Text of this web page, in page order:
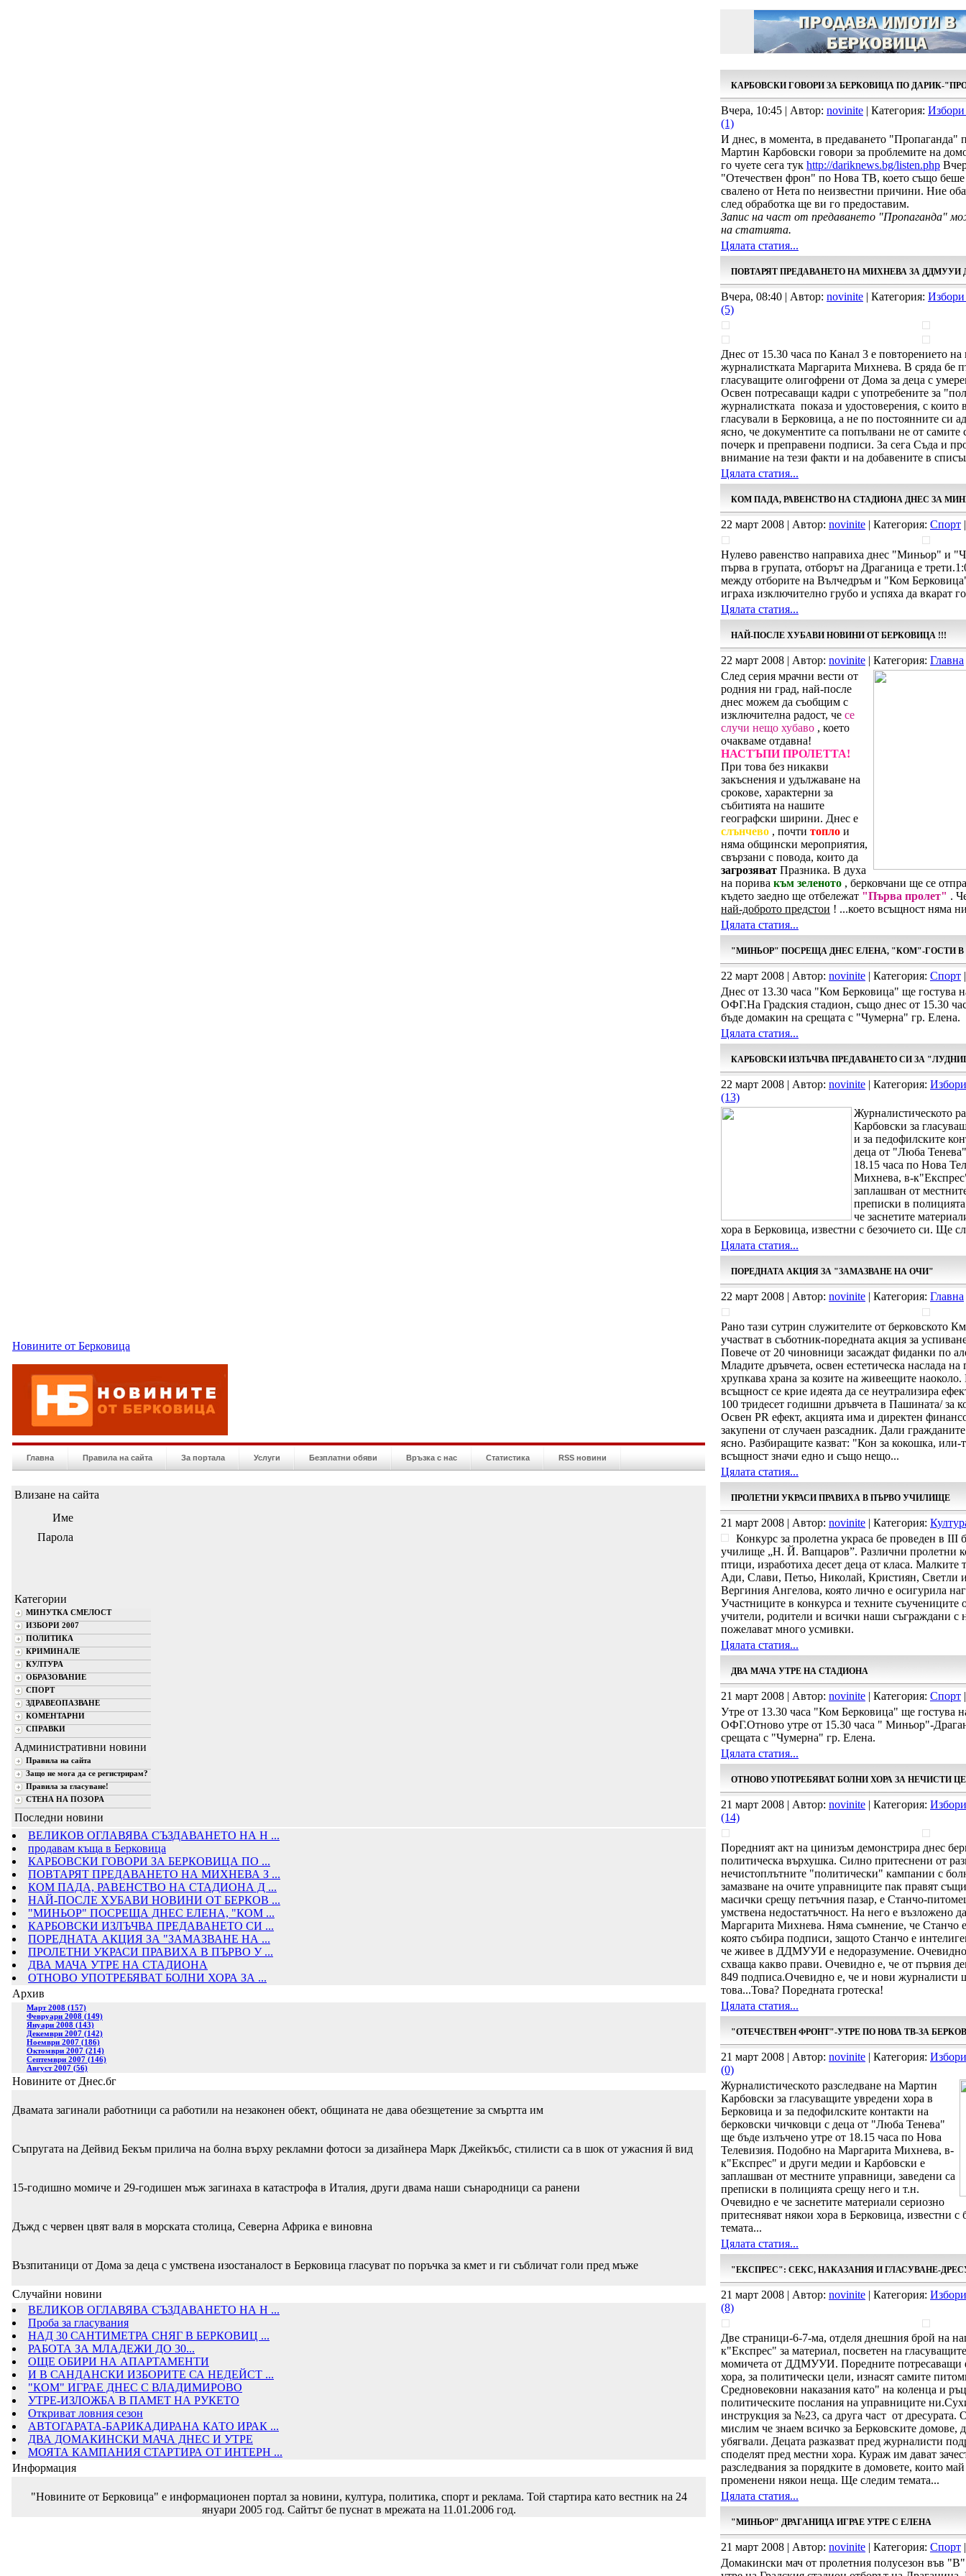
Новините от Берковица
Главна Правила на сайта За портала Услуги Безплатни обяви Връзка с нас Статистика RSS новини
Влизане на сайта
Име
Парола
Категории
МИНУТКА СМЕЛОСТ
ИЗБОРИ 2007
ПОЛИТИКА
КРИМИНАЛЕ
КУЛТУРА
ОБРАЗОВАНИЕ
СПОРТ
ЗДРАВЕОПАЗВАНЕ
КОМЕНТАРНИ
СПРАВКИ
Административни новини
Правила на сайта
Защо не мога да се регистрирам?
Правила за гласуване!
СТЕНА НА ПОЗОРА
Последни новини
ВЕЛИКОВ ОГЛАВЯВА СЪЗДАВАНЕТО НА Н ...
продавам къща в Берковица
КАРБОВСКИ ГОВОРИ ЗА БЕРКОВИЦА ПО ...
ПОВТАРЯТ ПРЕДАВАНЕТО НА МИХНЕВА З ...
КОМ ПАДА, РАВЕНСТВО НА СТАДИОНА Д ...
НАЙ-ПОСЛЕ ХУБАВИ НОВИНИ ОТ БЕРКОВ ...
"МИНЬОР" ПОСРЕЩА ДНЕС ЕЛЕНА, "КОМ ...
КАРБОВСКИ ИЗЛЪЧВА ПРЕДАВАНЕТО СИ ...
ПОРЕДНАТА АКЦИЯ ЗА "ЗАМАЗВАНЕ НА ...
ПРОЛЕТНИ УКРАСИ ПРАВИХА В ПЪРВО У ...
ДВА МАЧА УТРЕ НА СТАДИОНА
ОТНОВО УПОТРЕБЯВАТ БОЛНИ ХОРА ЗА ...
Архив
Март 2008 (157)
Февруари 2008 (149)
Януари 2008 (143)
Декември 2007 (142)
Ноември 2007 (186)
Октомври 2007 (214)
Септември 2007 (146)
Август 2007 (56)
Новините от Днес.бг
Двамата загинали работници са работили на незаконен обект, общината не дава обезщетение за смъртта им
Съпругата на Дейвид Бекъм прилича на болна върху рекламни фотоси за дизайнера Марк Джейкъбс, стилисти са в шок от ужасния й вид
15-годишно момиче и 29-годишен мъж загинаха в катастрофа в Италия, други двама наши сънародници са ранени
Дъжд с червен цвят валя в морската столица, Северна Африка е виновна
Възпитаници от Дома за деца с умствена изостаналост в Берковица гласуват по поръчка за кмет и ги събличат голи пред мъже
Случайни новини
ВЕЛИКОВ ОГЛАВЯВА СЪЗДАВАНЕТО НА Н ...
Проба за гласувания
НАД 30 САНТИМЕТРА СНЯГ В БЕРКОВИЦ ...
РАБОТА ЗА МЛАДЕЖИ ДО 30...
ОЩЕ ОБИРИ НА АПАРТАМЕНТИ
И В САНДАНСКИ ИЗБОРИТЕ СА НЕДЕЙСТ ...
"КОМ" ИГРАЕ ДНЕС С ВЛАДИМИРОВО
УТРЕ-ИЗЛОЖБА В ПАМЕТ НА РУКЕТО
Откриват ловния сезон
АВТОГАРАТА-БАРИКАДИРАНА КАТО ИРАК ...
ДВА ДОМАКИНСКИ МАЧА ДНЕС И УТРЕ
МОЯТА КАМПАНИЯ СТАРТИРА ОТ ИНТЕРН ...
Информация
"Новините от Берковица" е информационен портал за новини, култура, политика, спорт и реклама. Той стартира като вестник на 24
януари 2005 год. Сайтът бе пуснат в мрежата на 11.01.2006 год.
КАРБОВСКИ ГОВОРИ ЗА БЕРКОВИЦА ПО ДАРИК-
Вчера, 10:45 | Автор: novinite | Категория:
(1)
И днес, в момента, в предаването "Пропаганда"
Мартин Карбовски говори за проблемите на
го чуете сега тук http://dariknews.bg/listen.php
"Отечествен фрон" по Нова ТВ, което също беше
свалено от Нета по неизвестни причини. Ние
след обработка ще ви го предоставим.
Запис на част от предаването "Пропаганда"
на статията.
Цялата статия...
ПОВТАРЯТ ПРЕДАВАНЕТО НА МИХНЕВА ЗА ДДМУУИ
Вчера, 08:40 | Автор: novinite | Категория:
(5)
Днес от 15.30 часа по Канал 3 е повторението
журналистката Маргарита Михнева. В сряда бе
гласуващите олигофрени от Дома за деца с
Освен потресаващи кадри с употребените за
журналистката показа и удостоверения, с които
гласували в Берковица, а не по постоянните си
ясно, че документите са попълвани не от самите
почерк и преправени подписи. За сега Съда и
внимание на тези факти и на добавените в
Цялата статия...
КОМ ПАДА, РАВЕНСТВО НА СТАДИОНА ДНЕС ЗА
22 март 2008 | Автор: novinite | Категория: Спорт
Нулево равенство направиха днес "Миньор" и
първа в групата, отборът на Драганица е
между отборите на Вълчедръм и "Ком
играха изключително грубо и успяха да вкарат
Цялата статия...
НАЙ-ПОСЛЕ ХУБАВИ НОВИНИ ОТ БЕРКОВИЦА !!!
22 март 2008 | Автор: novinite | Категория: Главна
След серия мрачни вести от
родния ни град, най-после
днес можем да съобщим с
изключителна радост, че се
случи нещо хубаво , което
очакваме отдавна!
НАСТЪПИ ПРОЛЕТТА!
При това без никакви
закъснения и удължаване на
срокове, характерни за
събитията на нашите
географски ширини. Днес е
слънчево , почти топло и
няма общински мероприятия,
свързани с повода, които да
загрозяват Празника. В духа
на порива към зеленото , берковчани ще се
където заедно ще отбележат "Първа пролет" .
най-доброто предстои ! ...което всъщност няма
Цялата статия...
"МИНЬОР" ПОСРЕЩА ДНЕС ЕЛЕНА, "КОМ"-ГОСТИ
22 март 2008 | Автор: novinite | Категория: Спорт
Днес от 13.30 часа "Ком Берковица" ще гостува
ОФГ.На Градския стадион, също днес от 15.30
бъде домакин на срещата с "Чумерна" гр. Елена.
Цялата статия...
КАРБОВСКИ ИЗЛЪЧВА ПРЕДАВАНЕТО СИ ЗА
22 март 2008 | Автор: novinite | Категория:
(13)
Журналистическото
Карбовски за
и за педофилските
деца от "Люба
18.15 часа по Нова
Михнева, в-
заплашван от
преписки в
че заснетите
хора в Берковица, известни с безочието си. Ще
Цялата статия...
ПОРЕДНАТА АКЦИЯ ЗА "ЗАМАЗВАНЕ НА ОЧИ"
22 март 2008 | Автор: novinite | Категория: Главна
Рано тази сутрин служителите от берковското
участват в съботник-поредната акция за
Повече от 20 чиновници засаждат фиданки по
Младите дръвчета, освен естетическа наслада
хрупкава храна за козите на живеещите
всъщност се крие идеята да се неутрализира
100 тридесет годишни дръвчета в Пашината/ за
Освен PR ефект, акцията има и директен
закупени от случаен разсадник. Дали
ясно. Разбиращите казват: "Кон за кокошка, или-
всъщност значи едно и също нещо...
Цялата статия...
ПРОЛЕТНИ УКРАСИ ПРАВИХА В ПЪРВО УЧИЛИЩЕ
21 март 2008 | Автор: novinite | Категория:
Конкурс за пролетна украса бе проведен в
училище „Н. Й. Вапцаров”. Различни пролетни
птици, изработиха десет деца от класа.
Ади, Слави, Петьо, Николай, Кристиян, Светли
Вергиния Ангелова, която лично е осигурила
Участниците в конкурса и техните съучениците
учители, родители и всички наши съграждани с
пожелават много усмивки.
Цялата статия...
ДВА МАЧА УТРЕ НА СТАДИОНА
21 март 2008 | Автор: novinite | Категория: Спорт
Утре от 13.30 часа "Ком Берковица" ще гостува
ОФГ.Отново утре от 15.30 часа " Миньор"-
срещата с "Чумерна" гр. Елена.
Цялата статия...
ОТНОВО УПОТРЕБЯВАТ БОЛНИ ХОРА ЗА НЕЧИСТИ
21 март 2008 | Автор: novinite | Категория:
(14)
Поредният акт на цинизъм демонстрира днес
политическа върхушка. Силно притеснени от
нечистоплътните "политически" кампании с
замазване на очите управниците пак правят
масички срещу петъчния пазар, е Станчо-
умствена недостатъчност. На него е възложено
Маргарита Михнева. Няма съмнение, че Станчо
която събира подписи, защото Станчо е
че живее в ДДМУУИ е недоразумение. Очевидно
схваща какво прави. Очевидно е, че от първия
849 подписа.Очевидно е, че и нови журналисти
това...Това? Поредната гротеска!
Цялата статия...
"ОТЕЧЕСТВЕН ФРОНТ"-УТРЕ ПО НОВА ТВ-ЗА
21 март 2008 | Автор: novinite | Категория:
(0)
Журналистическото разследване на Мартин
Карбовски за гласуващите увредени хора в
Берковица и за педофилските контакти на
берковски чичковци с деца от "Люба Тенева"
ще бъде излъчено утре от 18.15 часа по Нова
Телевизия. Подобно на Маргарита Михнева, в-
к"Експрес" и други медии и Карбовски е
заплашван от местните управници, заведени са
преписки в полицията срещу него и т.н.
Очевидно е че заснетите материали сериозно
притесняват някои хора в Берковица, известни
темата...
Цялата статия...
"ЕКСПРЕС": СЕКС, НАКАЗАНИЯ И ГЛАСУВАНЕ-
21 март 2008 | Автор: novinite | Категория:
(8)
Две страници-6-7-ма, отделя днешния брой на
к"Експрес" за материал, посветен на
момичета от ДДМУУИ. Поредните потресаващи
хора, за политически цели, изнасят самите
Средновековни наказания като" на коленца и
политическите послания на управниците
инструкция за №23, са друга част от дресурата.
мислим че знаем всичко за Берковските домове,
убягвали. Децата разказват пред журналисти
споделят пред местни хора. Кураж им дават
разследвания за порядките в домовете, които
променени някои неща. Ще следим темата...
Цялата статия...
"МИНЬОР" ДРАГАНИЦА ИГРАЕ УТРЕ С ЕЛЕНА
21 март 2008 | Автор: novinite | Категория: Спорт
Домакински мач от пролетния полусезон във "В"